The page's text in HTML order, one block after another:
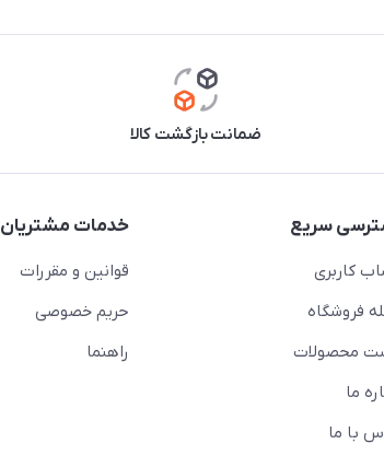
ضمانت بازگشت کالا
سریع
کاربری
فروشگاه
محصولات
ما
با ما
خدمات مشتریان
قوانین و مقررات
حریم خصوصی
راهنما